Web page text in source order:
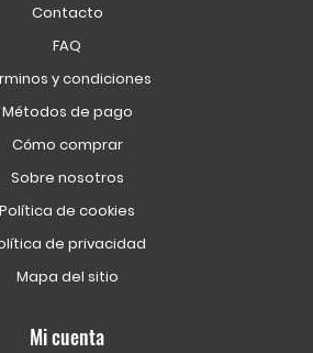
Contacto
FAQ
y condiciones
Métodos de pago
Cómo comprar
Sobre nosotros
Política de cookies
de privacidad
Mapa del sitio
Mi cuenta